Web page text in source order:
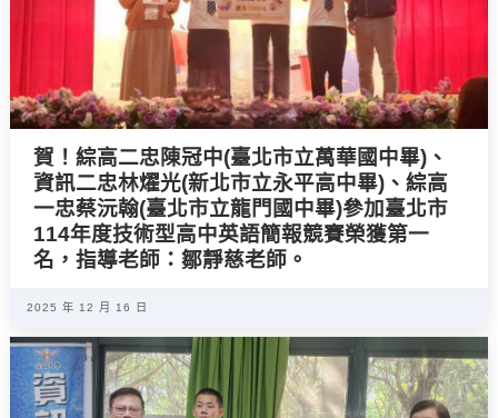
賀！綜高二忠陳冠中(臺北市立萬華國中畢)、
資訊二忠林燿光(新北市立永平高中畢)、綜高
一忠蔡沅翰(臺北市立龍門國中畢)參加臺北市
114年度技術型高中英語簡報競賽榮獲第一
名，指導老師：鄒靜慈老師。
2025 年 12 月 16 日